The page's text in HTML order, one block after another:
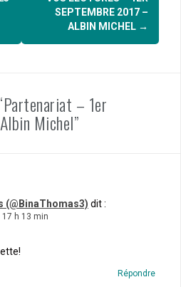
SEPTEMBRE 2017 –
ALBIN MICHEL →
– 1er
Michel”
(@BinaThomas3) dit :
h 13 min
Répondre